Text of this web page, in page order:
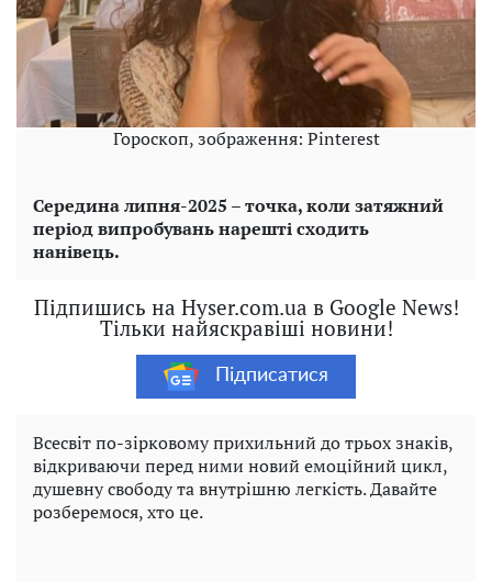
Гороскоп, зображення: Pinterest
Середина липня-2025 – точка, коли затяжний
період випробувань нарешті сходить
нанівець.
Підпишись на Hyser.com.ua в Google News!
Тільки найяскравіші новини!
Підписатися
Всесвіт по-зірковому прихильний до трьох знаків,
відкриваючи перед ними новий емоційний цикл,
душевну свободу та внутрішню легкість. Давайте
розберемося, хто це.